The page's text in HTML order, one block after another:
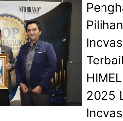
Pilihan
2025